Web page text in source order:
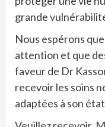
grande
Nous espérons
attention et que
faveur de Dr
recevoir les soins
adaptées à son